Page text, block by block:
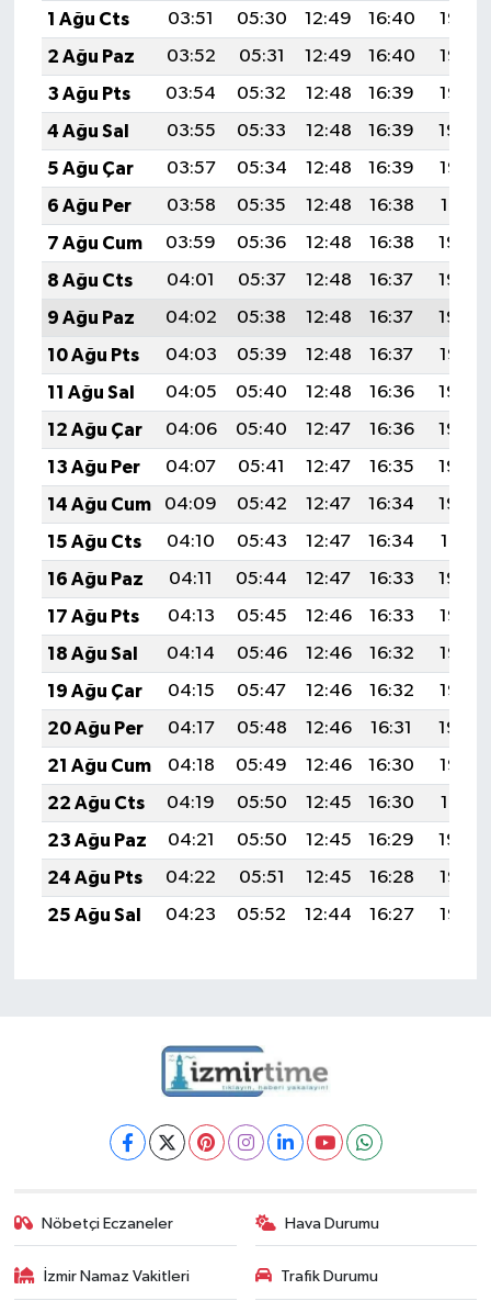
1 Ağu Cts
03:51 05:30 12:49 16:40
19:57
2 Ağu Paz
03:52 05:31 12:49 16:40
19:56
3 Ağu Pts
03:54 05:32 12:48 16:39
19:55
4 Ağu Sal
03:55 05:33 12:48 16:39
19:54
5 Ağu Çar
03:57 05:34 12:48 16:39
19:53
6 Ağu Per
03:58 05:35 12:48 16:38
19:51
7 Ağu Cum
03:59 05:36 12:48 16:38
19:50
8 Ağu Cts
04:01 05:37 12:48 16:37
19:49
9 Ağu Paz
04:02 05:38 12:48 16:37
19:48
10 Ağu Pts
04:03 05:39 12:48 16:37
19:47
11 Ağu Sal
04:05 05:40 12:48 16:36
19:46
12 Ağu Çar
04:06 05:40 12:47 16:36
19:44
13 Ağu Per
04:07 05:41 12:47 16:35
19:43
14 Ağu Cum
04:09 05:42 12:47 16:34
19:42
15 Ağu Cts
04:10 05:43 12:47 16:34
19:41
16 Ağu Paz
04:11 05:44 12:47 16:33
19:39
17 Ağu Pts
04:13 05:45 12:46 16:33
19:38
18 Ağu Sal
04:14 05:46 12:46 16:32
19:37
19 Ağu Çar
04:15 05:47 12:46 16:32
19:35
20 Ağu Per
04:17 05:48 12:46 16:31
19:34
21 Ağu Cum
04:18 05:49 12:46 16:30
19:32
22 Ağu Cts
04:19 05:50 12:45 16:30
19:31
23 Ağu Paz
04:21 05:50 12:45 16:29
19:30
24 Ağu Pts
04:22 05:51 12:45 16:28
19:28
25 Ağu Sal
04:23 05:52 12:44 16:27 19:27
Nöbetçi Eczaneler Hava Durumu
İzmir Namaz Vakitleri Trafik Durumu